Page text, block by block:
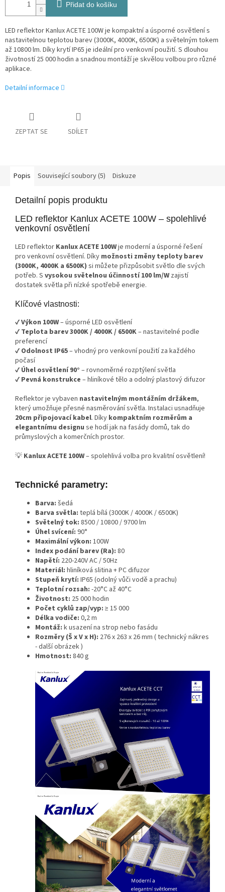
Přidat do košíku
LED reflektor Kanlux ACETE 100W je kompaktní a úsporné osvětlení s
nastavitelnou teplotou barev (3000K, 4000K, 6500K) a světelným tokem
až 10800 lm. Díky krytí IP65 je ideální pro venkovní použití. S dlouhou
životností 25 000 hodin a snadnou montáží je skvělou volbou pro různé
aplikace.
Detailní informace
ZEPTAT SE SDÍLET
Popis Související soubory (5) Diskuze
Detailní popis produktu
LED reflektor Kanlux ACETE 100W – spolehlivé
venkovní osvětlení
LED reflektor Kanlux ACETE 100Wje moderní a úsporné řešení
pro venkovní osvětlení. Díky možnosti změny teploty barev
(3000K, 4000K a 6500K) si můžete přizpůsobit světlo dle svých
potřeb. S vysokou světelnou účinností 100 lm/W zajistí
dostatek světla při nízké spotřebě energie.
Klíčové vlastnosti:
✔Výkon 100W– úsporné LED osvětlení
✔ Teplota barev 3000K / 4000K / 6500K– nastavitelné podle
preferencí
✔ Odolnost IP65– vhodný pro venkovní použití za každého
počasí
✔ Úhel osvětlení 90° – rovnoměrné rozptýlení světla
✔ Pevná konstrukce – hliníkové tělo a odolný plastový difuzor
Reflektor je vybaven nastavitelným montážním držákem,
který umožňuje přesné nasměrování světla. Instalaci usnadňuje
20cm připojovací kabel. Díky kompaktním rozměrům a
elegantnímu designu se hodí jak na fasády domů, tak do
průmyslových a komerčních prostor.
💡 Kanlux ACETE 100W– spolehlivá volba pro kvalitní osvětlení!
Technické parametry:
Barva: šedá
Barva světla: teplá bílá (3000K / 4000K / 6500K)
Světelný tok: 8500 / 10800 / 9700 lm
Úhel svícení: 90°
Maximální výkon: 100W
Index podání barev (Ra): 80
Napětí: 220-240V AC / 50Hz
Materiál: hliníková slitina + PC difuzor
Stupeň krytí: IP65 (odolný vůči vodě a prachu)
Teplotní rozsah: -20°C až 40°C
Životnost: 25 000 hodin
Počet cyklů zap/vyp: ≥ 15 000
Délka vodiče: 0,2 m
Montáž: k usazení na strop nebo fasádu
Rozměry (Š x V x H): 276 x 263 x 26 mm ( technický nákres
- další obrázek )
Hmotnost: 840 g